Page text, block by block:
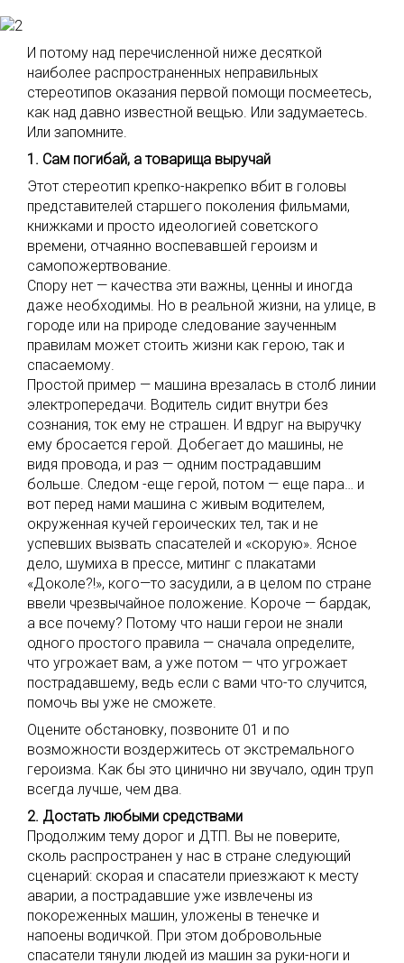
И потому над перечисленной ниже десяткой
наиболее распространенных неправильных
стереотипов оказания первой помощи посмеетесь,
как над давно известной вещью. Или задумаетесь.
Или запомните.
1. Сам погибай, а товарища выручай
Этот стереотип крепко-накрепко вбит в головы
представителей старшего поколения фильмами,
книжками и просто идеологией советского
времени, отчаянно воспевавшей героизм и
самопожертвование.
Спору нет — качества эти важны, ценны и иногда
даже необходимы. Но в реальной жизни, на улице, в
городе или на природе следование заученным
правилам может стоить жизни как герою, так и
спасаемому.
Простой пример — машина врезалась в столб линии
электропередачи. Водитель сидит внутри без
сознания, ток ему не страшен. И вдруг на выручку
ему бросается герой. Добегает до машины, не
видя провода, и раз — одним пострадавшим
больше. Следом -еще герой, потом — еще пара… и
вот перед нами машина с живым водителем,
окруженная кучей героических тел, так и не
успевших вызвать спасателей и «скорую». Ясное
дело, шумиха в прессе, митинг с плакатами
«Доколе?!», кого—то засудили, а в целом по стране
ввели чрезвычайное положение. Короче — бардак,
а все почему? Потому что наши герои не знали
одного простого правила — сначала определите,
что угрожает вам, а уже потом — что угрожает
пострадавшему, ведь если с вами что-то случится,
помочь вы уже не сможете.
Оцените обстановку, позвоните 01 и по
возможности воздержитесь от экстремального
героизма. Как бы это цинично ни звучало, один труп
всегда лучше, чем два.
2. Достать любыми средствами
Продолжим тему дорог и ДТП. Вы не поверите,
сколь распространен у нас в стране следующий
сценарий: скорая и спасатели приезжают к месту
аварии, а пострадавшие уже извлечены из
покореженных машин, уложены в тенечке и
напоены водичкой. При этом добровольные
спасатели тянули людей из машин за руки-ноги и